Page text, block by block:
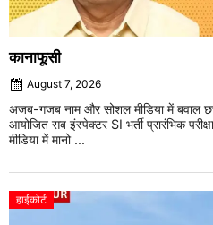
कानाफूसी
August 7, 2026
अजब-गजब नाम और सोशल मीडिया में बवाल
आयोजित सब इंस्पेक्टर SI भर्ती प्रारंभिक
मीडिया में मानो ...
हाईकोर्ट